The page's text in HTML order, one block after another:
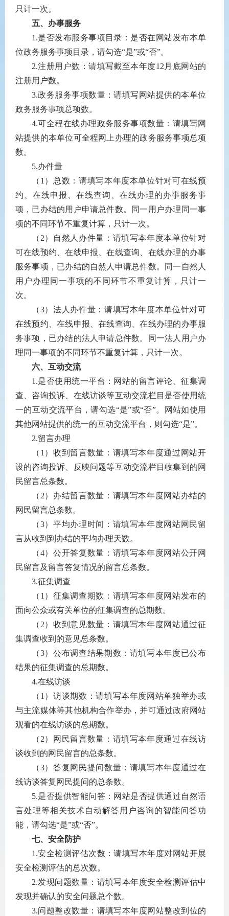
只计一次。
五、办事服务
1.是否发布服务事项目录：是否在网站发布本单
位政务服务事项目录，请勾选“是”或“否”。
2.注册用户数：请填写截至本年度12 月底网站的
注册用户数。
3.政务服务事项数量：请填写网站提供的本单位
政务服务事项总项数。
4.可全程在线办理政务服务事项数量：请填写网
站提供的本单位可全程网上办理的政务服务事项总项
数。
5.办件量
（ 1 ）总数：请填写本年度本单位针对可在线预
约、在线申报、在线查询、在线办理的办事服务事
项，已办结的用户申请总件数。同一用户办理同一事
项的不同环节不重复计算，只计一次。
（ 2）自然人办件量：请填写本年度本单位针对
可在线预约、在线申报、在线查询、在线办理的办事
服务事项，已办结的自然人申请总件数。同一自然人
用户办理同一事项的不同环节不重复计算，只计一
次。
（3）法人办件量：请填写本年度本单位针对可
在线预约、在线申报、在线查询、在线办理的办事服
务事项，已办结的法人申请总件数。同一法人用户办
理同一事项的不同环节不重复计算，只计一次。
六、互动交流
1.是否使用统一平台：网站的留言评论、征集调
查、咨询投诉、在线访谈等互动交流栏目是否使用统
一的互动交流平台，请勾选“是”或“否”。网站如使用
其他网站提供的统一的互动交流平台，则勾选“是”。
2.留言办理
（ 1 ）收到留言数量：请填写本年度通过网站开
设的咨询投诉、反映问题等互动交流栏目收集到的网
民留言总条数。
（ 2）办结留言数量：请填写本年度网站办结的
网民留言总条数。
（3）平均办理时间：请填写本年度网站网民留
言从收到到办结的平均办理天数。
（4）公开答复数量：请填写本年度网站公开网
民留言及留言答复情况的留言总条数。
3.征集调查
（ 1 ）征集调查期数：请填写本年度网站发布的
面向公众或有关单位的征集调查的总期数。
（ 2）收到意见数量：请填写本年度网站通过征
集调查收到的意见总条数。
（3）公布调查结果期数：请填写本年度已公布
结果的征集调查的总期数。
4.在线访谈
（ 1 ）访谈期数：请填写本年度网站单独举办或
与主流媒体等其他机构合作举办，并可通过政府网站
观看的在线访谈的总期数。
（ 2）网民留言数量：请填写本年度通过在线访
谈收到的网民留言的总条数。
（3）答复网民提问数量：请填写本年度通过在
线访谈答复网民提问的总条数。
5.是否提供智能问答：网站是否提供通过自然语
言处理等相关技术自动解答用户咨询的智能问答功
能，请勾选“是”或“否”。
七、安全防护
1.安全检测评估次数：请填写本年度对网站开展
安全检测评估的总次数。
2.发现问题数量：请填写本年度安全检测评估中
发现并确认的安全问题总个数。
3.问题整改数量：请填写本年度网站整改到位的